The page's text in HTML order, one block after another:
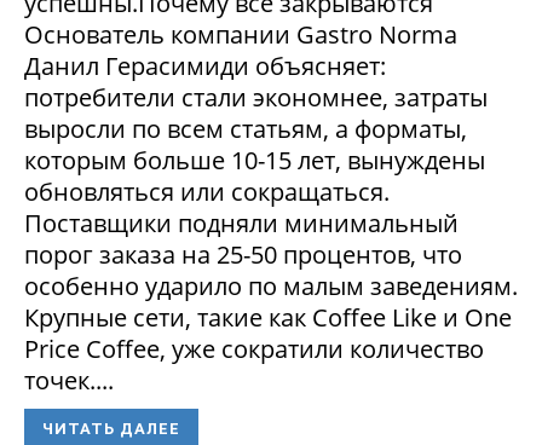
Основатель компании Gastro Norma
Данил Герасимиди объясняет:
потребители стали экономнее, затраты
выросли по всем статьям, а форматы,
которым больше 10-15 лет, вынуждены
обновляться или сокращаться.
Поставщики подняли минимальный
порог заказа на 25-50 процентов, что
особенно ударило по малым заведениям.
Крупные сети, такие как Coffee Like и One
Price Coffee, уже сократили количество
точек....
ЧИТАТЬ ДАЛЕЕ